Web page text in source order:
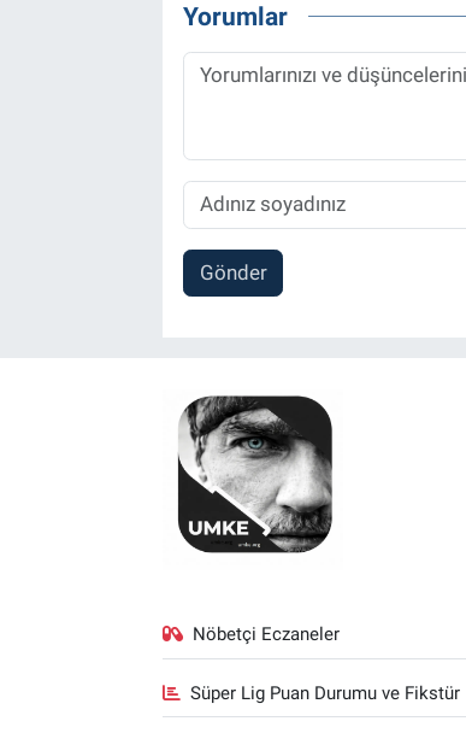
Yorumlar
Gönder
Nöbetçi Eczaneler
Süper Lig Puan Durumu ve Fikstür